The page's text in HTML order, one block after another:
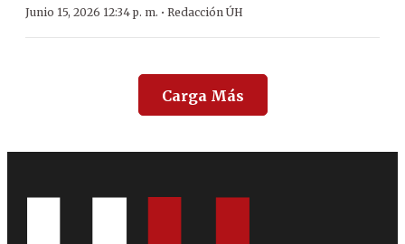
Junio 15, 2026 12:34 p. m. · Redacción ÚH
Carga Más